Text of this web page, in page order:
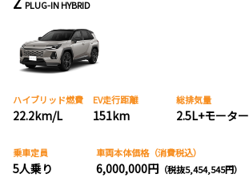
PLUG-IN HYBRID
ハイブリッド燃費
22.2km/L
EV走行距離
151km
総排気量
2.5L+モーター
乗車定員
5人乗り
車両本体価格（消費税込）
6,000,000円（税抜5,454,545円）